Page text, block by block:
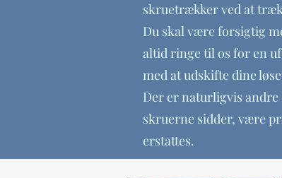
skruetrækker ved at
Du skal være forsigtig
altid ringe til os for en
med at udskifte dine
Der er naturligvis
skruerne sidder, være
erstattes.